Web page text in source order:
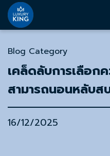
Blog Category
เคล็ดลับการเลือก
สามารถนอนหลับส
16/12/2025